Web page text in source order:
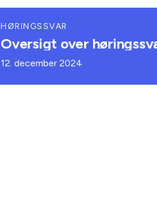
HØRINGSSVAR
Oversigt over
12. december 2024